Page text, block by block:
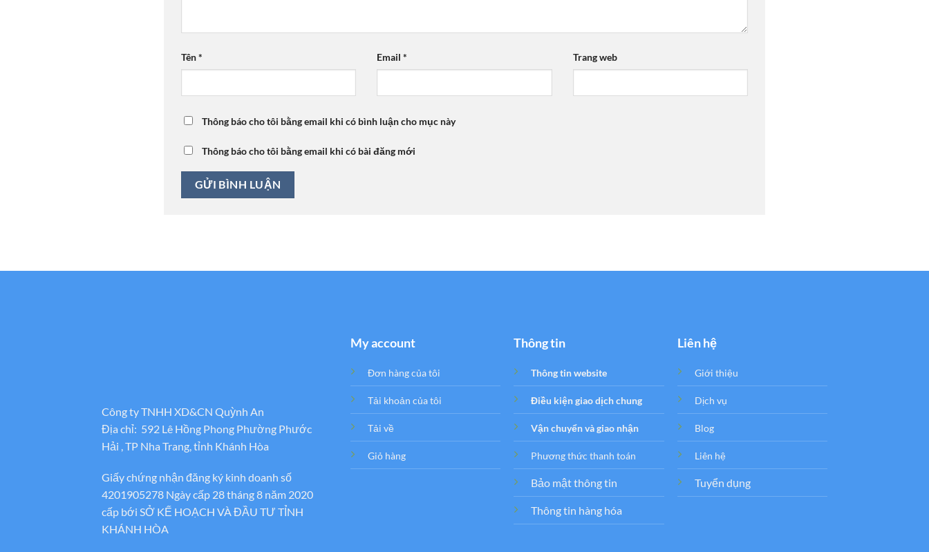
Tên* Email* Trang web
Thông báo cho tôi bằng email khi có bình luận cho mục này
Thông báo cho tôi bằng email khi có bài đăng mới
Công ty TNHH XD&CN Quỳnh An
Địa chỉ: 592 Lê Hồng Phong Phường Phước
Hải , TP Nha Trang, tỉnh Khánh Hòa
Giấy chứng nhận đăng ký kinh doanh số
4201905278 Ngày cấp 28 tháng 8 năm 2020
cấp bới SỞ KẾ HOẠCH VÀ ĐẦU TƯ TỈNH
KHÁNH HÒA
My account
Đơn hàng của tôi
Tải khoản của tôi
Tải về
Giỏ hàng
Thông tin
Thông tin website
Điều kiện giao dịch chung
Vận chuyển và giao nhận
Phương thức thanh toán
Bảo mật thông tin
Thông tin hàng hóa
Liên hệ
Giới thiệu
Dịch vụ
Blog
Liên hệ
Tuyển dụng